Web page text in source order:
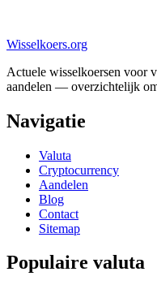
Wisselkoers.org
Actuele wisselkoersen voor
aandelen — overzichtelijk
Navigatie
Valuta
Cryptocurrency
Aandelen
Blog
Contact
Sitemap
Populaire valuta